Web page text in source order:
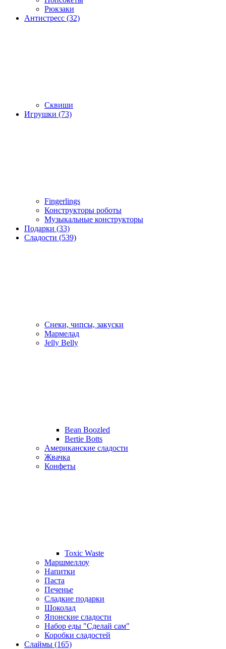
Рюкзаки
Антистресс (32)
Сквиши
Игрушки (73)
Fingerlings
Конструкторы роботы
Музыкальные конструкторы
Подарки (33)
Сладости (539)
Снеки, чипсы, закуски
Мармелад
Jelly Belly
Bean Boozled
Bertie Botts
Американские сладости
Жвачка
Конфеты
Toxic Waste
Маршмеллоу
Напитки
Паста
Печенье
Сладкие подарки
Шоколад
Японские сладости
Набор еды "Сделай сам"
Коробки сладостей
Слаймы (165)